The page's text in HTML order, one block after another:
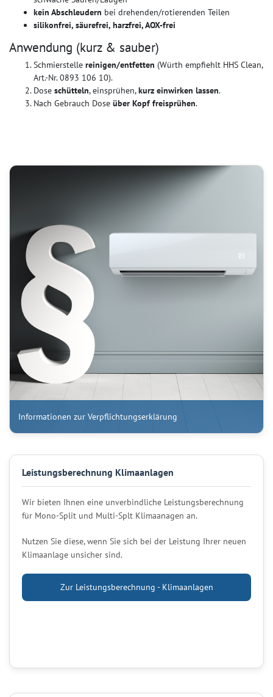
kein Abschleudern bei drehenden/rotierenden Teilen
silikonfrei, säurefrei, harzfrei, AOX-frei
Anwendung (kurz & sauber)
Schmierstelle reinigen/entfetten (Würth empfiehlt HHS Clean,
Art.-Nr. 0893 106 10).
Dose schütteln, einsprühen,kurz einwirken lassen.
Nach Gebrauch Dose über Kopf freisprühen.
Informationen zur Verpflichtungserklärung
Leistungsberechnung Klimaanlagen
Wir bieten Ihnen eine unverbindliche Leistungsberechnung
für Mono-Split und Multi-Splt Klimaanagen an.
Nutzen Sie diese, wenn Sie sich bei der Leistung Ihrer neuen
Klimaanlage unsicher sind.
Zur Leistungsberechnung - Klimaanlagen